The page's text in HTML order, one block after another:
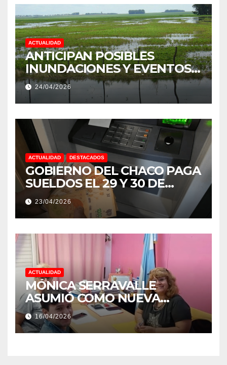
ACTUALIDAD
ANTICIPAN POSIBLES
INUNDACIONES Y EVENTOS
EXTREMOS: “PODRÍA SER UN
NIÑO MUY IMPORTANTE”
24/04/2026
ACTUALIDAD DESTACADOS
GOBIERNO DEL CHACO PAGA
SUELDOS EL 29 Y 30 DE
ABRIL, CON EL 2% DE
AUMENTO
23/04/2026
ACTUALIDAD
MÓNICA SERRAVALLE
ASUMIÓ COMO NUEVA
DIRECTORA DEL E.E.S. N° 82
«RENÉ FAVALORO» DE
BASAIL.
16/04/2026